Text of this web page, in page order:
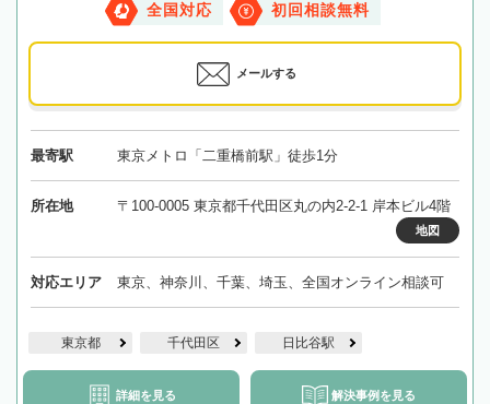
全国対応 初回相談無料
メールする
最寄駅 東京メトロ「二重橋前駅」徒歩1分
所在地 〒100-0005 東京都千代田区丸の内2-2-1 岸本ビル4階
地図
対応エリア 東京、神奈川、千葉、埼玉、全国オンライン相談可
東京都 千代田区 日比谷駅
詳細を見る 解決事例を見る